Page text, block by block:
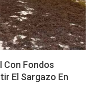
Con Fondos
El Sargazo En